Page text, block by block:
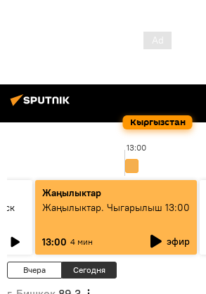
Кыргызстан
13:00
Жаңылыктар
Жаңылыктар. Чыгарылыш 13:00
13:00 4 мин эфир
Вчера Сегодня